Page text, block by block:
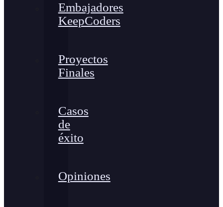
Embajadores
KeepCoders
Proyectos
Finales
Casos
de
éxito
Opiniones